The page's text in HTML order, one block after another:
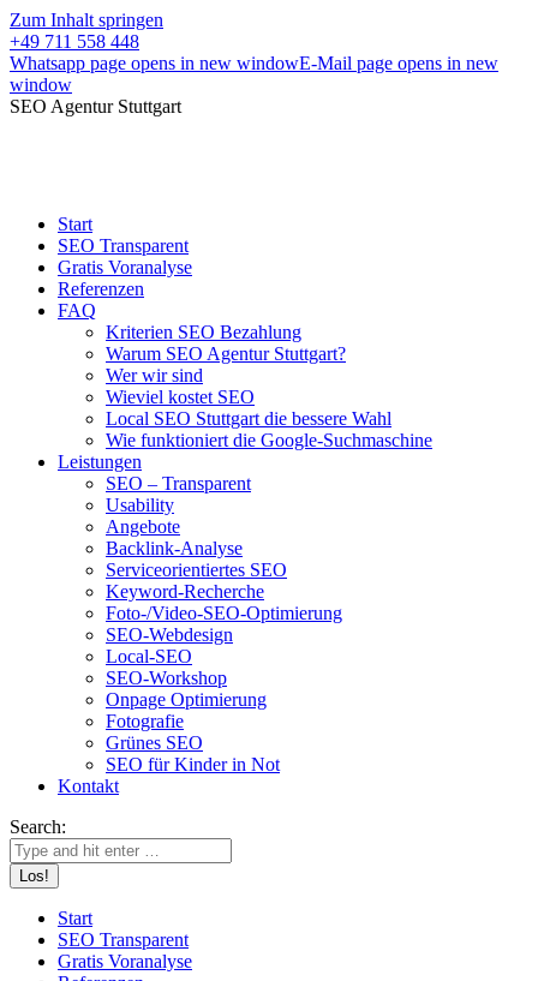
Zum Inhalt springen
+49 711 558 448
Whatsapp page opens in new windowE-Mail page opens in new
window
SEO Agentur Stuttgart
Start
SEO Transparent
Gratis Voranalyse
Referenzen
FAQ
Kriterien SEO Bezahlung
Warum SEO Agentur Stuttgart?
Wer wir sind
Wieviel kostet SEO
Local SEO Stuttgart die bessere Wahl
Wie funktioniert die Google-Suchmaschine
Leistungen
SEO – Transparent
Usability
Angebote
Backlink-Analyse
Serviceorientiertes SEO
Keyword-Recherche
Foto-/Video-SEO-Optimierung
SEO-Webdesign
Local-SEO
SEO-Workshop
Onpage Optimierung
Fotografie
Grünes SEO
SEO für Kinder in Not
Kontakt
Search:
Start
SEO Transparent
Gratis Voranalyse